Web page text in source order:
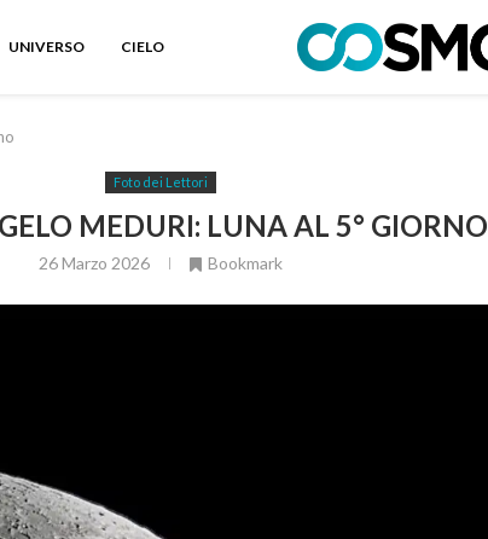
UNIVERSO CIELO
Foto dei Lettori
MEDURI: LUNA AL 5° GIORNO
26 Marzo 2026 Bookmark